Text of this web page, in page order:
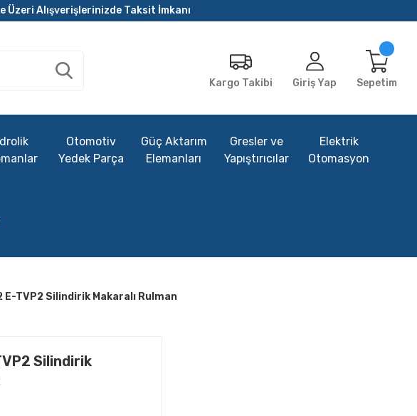
Alışverişlerinizde Taksit İmkanı
Kargo Takibi Giriş Yap Sepetim
Otomotiv
Yedek Parça
Güç Aktarım
Elemanları
Gresler ve
Yapıştırıcılar
Elektrik
Otomasyon
E-TVP2 Silindirik Makaralı Rulman
Silindirik